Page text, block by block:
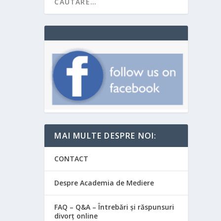
MAI MULTE DESPRE NOI:
CONTACT
Despre Academia de Mediere
FAQ – Q&A – Întrebări și răspunsuri
divorț online